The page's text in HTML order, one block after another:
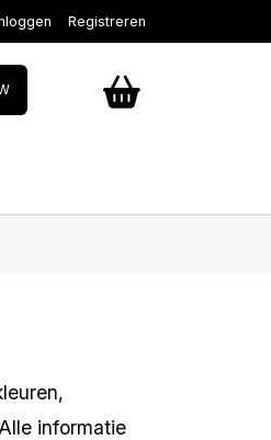
Registreren
informatie